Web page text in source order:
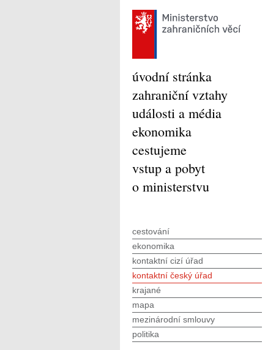
úvodní stránka
zahraniční vztahy
události a média
ekonomika
cestujeme
vstup a pobyt
o ministerstvu
cestování
ekonomika
kontaktní cizí úřad
kontaktní český úřad
krajané
mapa
mezinárodní smlouvy
politika